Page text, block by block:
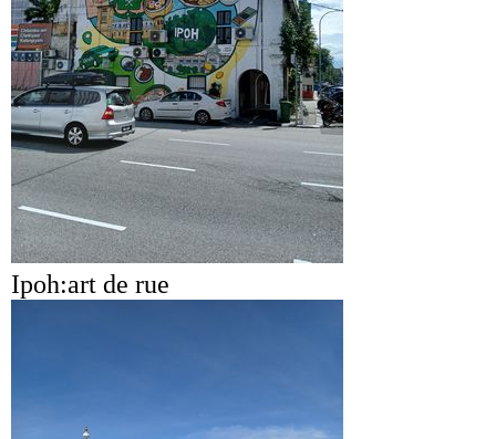
Ipoh:art de rue